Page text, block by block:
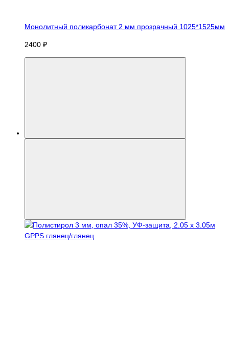
Монолитный поликарбонат 2 мм прозрачный 1025*1525мм
2400 ₽